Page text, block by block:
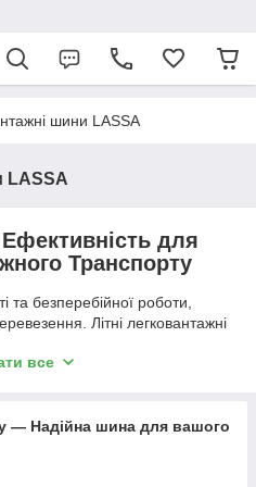
шини LASSA
LASSA
Ефективність для
Транспорту
та безперебійної роботи,
Літні легковантажні
та економічності.
Посилена конструкція
виняткову
вашому транспорту
все
— Надійна шина для вашого